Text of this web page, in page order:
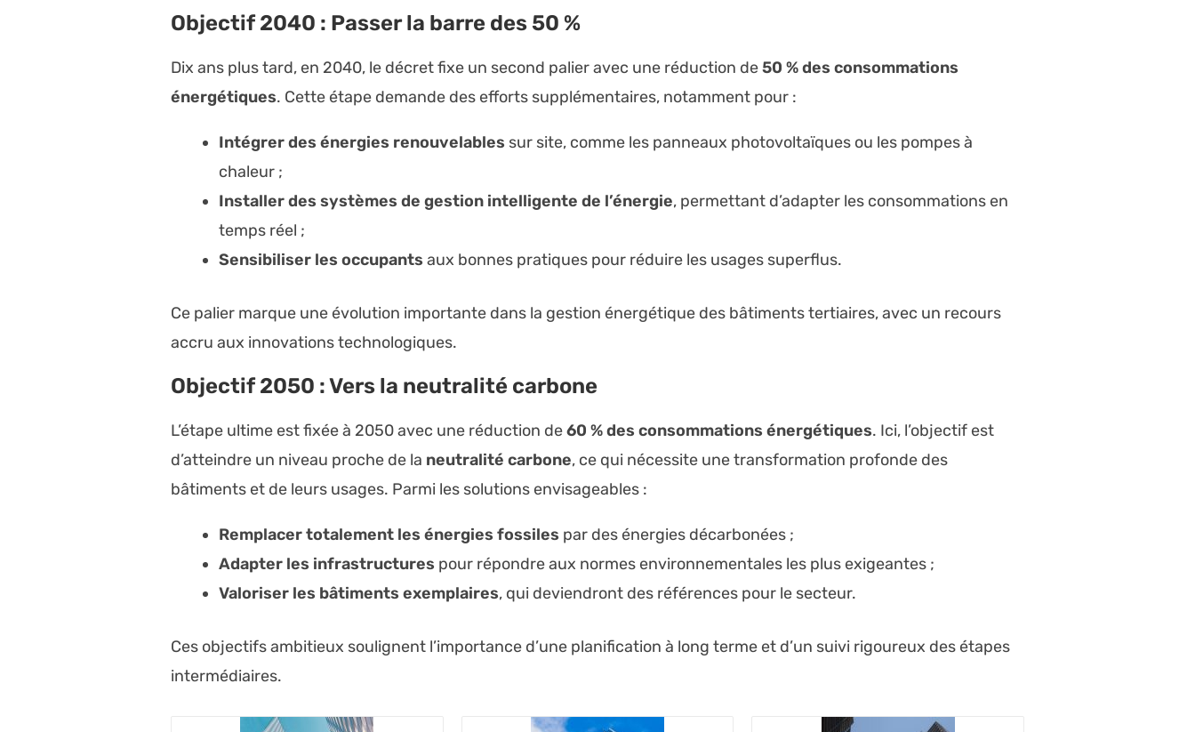
Objectif 2040 : Passer la barre des 50 %
Dix ans plus tard, en 2040, le décret fixe un second palier avec une réduction de50 % des consommations
énergétiques. Cette étape demande des efforts supplémentaires, notamment pour :
Intégrer des énergies renouvelables sur site, comme les panneaux photovoltaïques ou les pompes à
chaleur ;
Installer des systèmes de gestion intelligente de l’énergie, permettant d’adapter les consommations en
temps réel ;
Sensibiliser les occupants aux bonnes pratiques pour réduire les usages superflus.
Ce palier marque une évolution importante dans la gestion énergétique des bâtiments tertiaires, avec un recours
accru aux innovations technologiques.
Objectif 2050 : Vers la neutralité carbone
L’étape ultime est fixée à 2050 avec une réduction de60 % des consommations énergétiques. Ici, l’objectif est
d’atteindre un niveau proche de la neutralité carbone, ce qui nécessite une transformation profonde des
bâtiments et de leurs usages. Parmi les solutions envisageables :
Remplacer totalement les énergies fossiles par des énergies décarbonées ;
Adapter les infrastructures pour répondre aux normes environnementales les plus exigeantes ;
Valoriser les bâtiments exemplaires, qui deviendront des références pour le secteur.
Ces objectifs ambitieux soulignent l’importance d’une planification à long terme et d’un suivi rigoureux des étapes
intermédiaires.